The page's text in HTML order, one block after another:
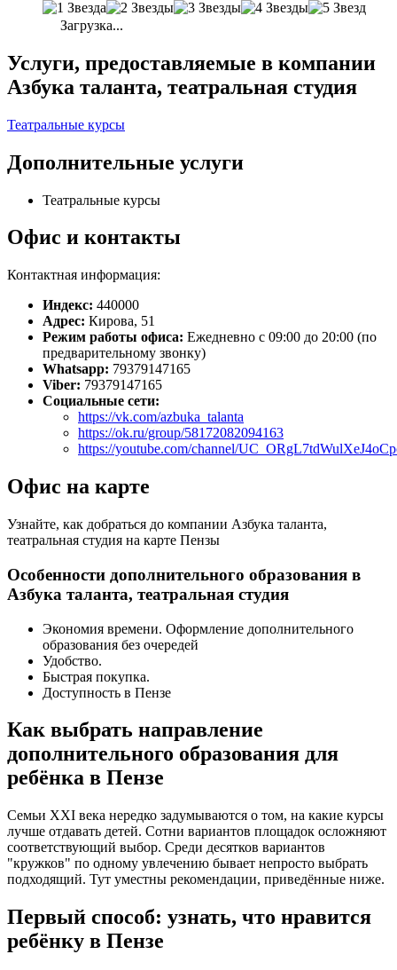
Загрузка...
Услуги, предоставляемые в компании
Азбука таланта, театральная студия
Театральные курсы
Дополнительные услуги
Театральные курсы
Офис и контакты
Контактная информация:
Индекс: 440000
Адрес: Кирова, 51
Режим работы офиса: Ежедневно с 09:00 до 20:00 (по
предварительному звонку)
Whatsapp: 79379147165
Viber: 79379147165
Социальные сети:
https://vk.com/azbuka_talanta
https://ok.ru/group/58172082094163
https://youtube.com/channel/
Офис на карте
Узнайте, как добраться до компании Азбука таланта,
театральная студия на карте Пензы
Особенности дополнительного образования в
Азбука таланта, театральная студия
Экономия времени. Оформление дополнительного
образования без очередей
Удобство.
Быстрая покупка.
Доступность в Пензе
Как выбрать направление
дополнительного образования для
ребёнка в Пензе
Семьи XXI века нередко задумываются о том, на какие курсы
лучше отдавать детей. Сотни вариантов площадок осложняют
соответствующий выбор. Среди десятков вариантов
"кружков" по одному увлечению бывает непросто выбрать
подходящий. Тут уместны рекомендации, приведённые ниже.
Первый способ: узнать, что нравится
ребёнку в Пензе